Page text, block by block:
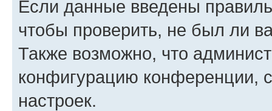
Если данные введены
чтобы проверить, не был ли
Также возможно, что
конфигурацию конференции,
настроек.